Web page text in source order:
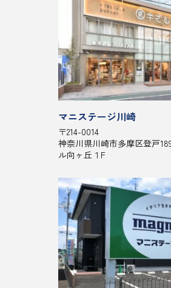
マニステージ川崎
〒214-0014
神奈川県川崎市多摩区登戸
ル向ヶ丘１F